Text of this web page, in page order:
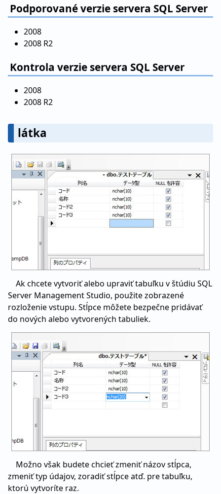
Podporované verzie servera SQL Server
2008
2008 R2
Kontrola verzie servera SQL Server
2008
2008 R2
látka
Ak chcete vytvoriť alebo upraviť tabuľku v štúdiu SQL
Server Management Studio, použite zobrazené
rozloženie vstupu. Stĺpce môžete bezpečne pridávať
do nových alebo vytvorených tabuliek.
Možno však budete chcieť zmeniť názov stĺpca,
zmeniť typ údajov, zoradiť stĺpce atď. pre tabuľku,
ktorú vytvoríte raz.